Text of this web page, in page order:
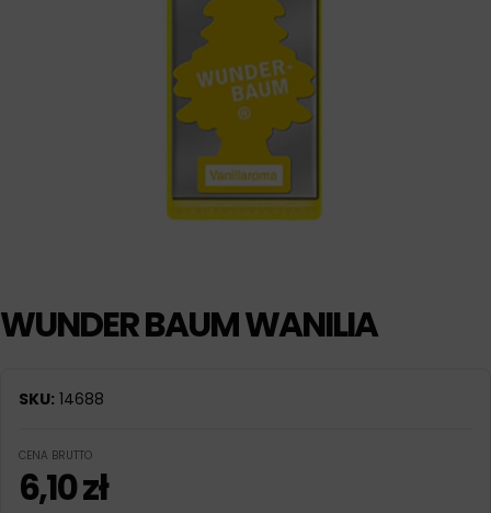
WUNDER BAUM WANILIA
SKU: 14688
CENA BRUTTO
6,10zł